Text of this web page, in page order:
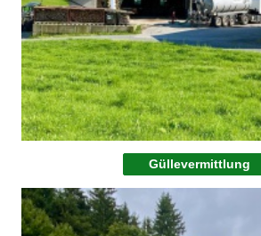
Güllevermittlung